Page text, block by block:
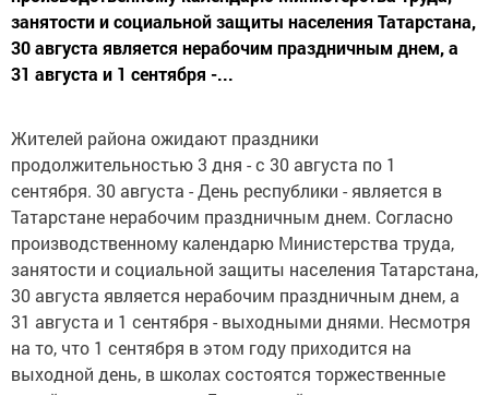
занятости и социальной защиты населения Татарстана,
30 августа является нерабочим праздничным днем, а
31 августа и 1 сентября -...
Жителей района ожидают праздники
продолжительностью 3 дня - с 30 августа по 1
сентября. 30 августа - День республики - является в
Татарстане нерабочим праздничным днем. Согласно
производственному календарю Министерства труда,
занятости и социальной защиты населения Татарстана,
30 августа является нерабочим праздничным днем, а
31 августа и 1 сентября - выходными днями. Несмотря
на то, что 1 сентября в этом году приходится на
выходной день, в школах состоятся торжественные